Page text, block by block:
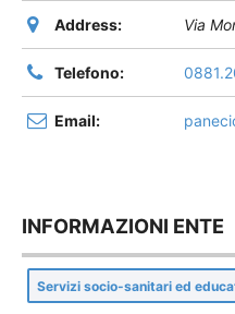
Address: Via
Telefono:
Email:
INFORMAZIONI ENTE
Servizi socio-sanitari ed